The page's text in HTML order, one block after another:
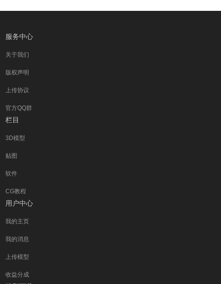
服务中心
关于我们
版权声明
上传协议
官方QQ群
栏目
3D模型
贴图
软件
CG教程
用户中心
我的主页
我的消息
上传模型
收益分成